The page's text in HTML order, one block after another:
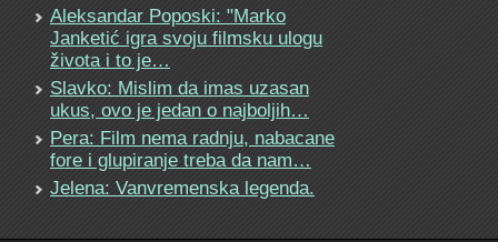
Aleksandar Poposki: "Marko
Janketić igra svoju filmsku ulogu
života i to je…
Slavko: Mislim da imas uzasan
ukus, ovo je jedan o najboljih…
Pera: Film nema radnju, nabacane
fore i glupiranje treba da nam…
Jelena: Vanvremenska legenda.